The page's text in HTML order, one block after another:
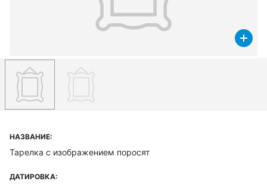
НАЗВАНИЕ:
Тарелка с изображением поросят
ДАТИРОВКА: